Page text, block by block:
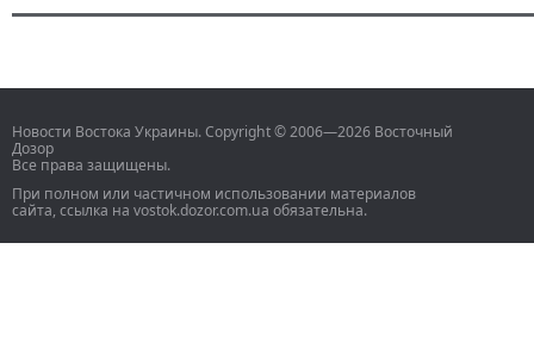
Новости Востока Украины. Copyright © 2006—2026 Восточный
Дозор
Все права защищены.
При полном или частичном использовании материалов
сайта, ссылка на vostok.dozor.com.ua обязательна.